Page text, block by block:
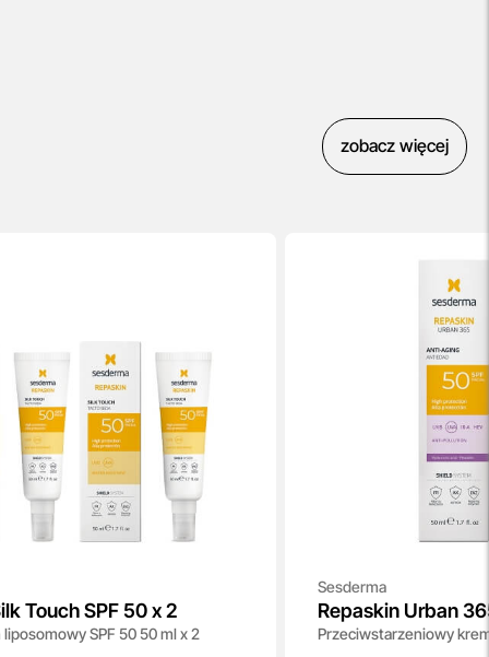
zobacz więcej
Touch SPF 50 x 2
liposomowy SPF 50 50 ml x 2
Sesderma
Repaskin Urban
SPF50
Przeciwstarzeniowy